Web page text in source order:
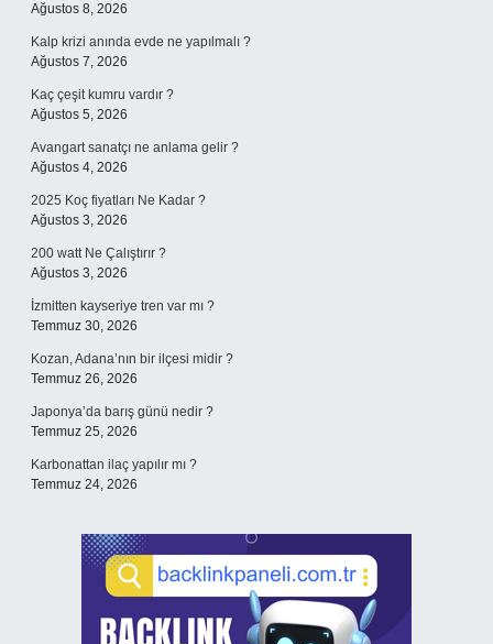
Ağustos 8, 2026
Kalp krizi anında evde ne yapılmalı ?
Ağustos 7, 2026
Kaç çeşit kumru vardır ?
Ağustos 5, 2026
Avangart sanatçı ne anlama gelir ?
Ağustos 4, 2026
2025 Koç fiyatları Ne Kadar ?
Ağustos 3, 2026
200 watt Ne Çalıştırır ?
Ağustos 3, 2026
İzmitten kayseriye tren var mı ?
Temmuz 30, 2026
Kozan, Adana’nın bir ilçesi midir ?
Temmuz 26, 2026
Japonya’da barış günü nedir ?
Temmuz 25, 2026
Karbonattan ilaç yapılır mı ?
Temmuz 24, 2026